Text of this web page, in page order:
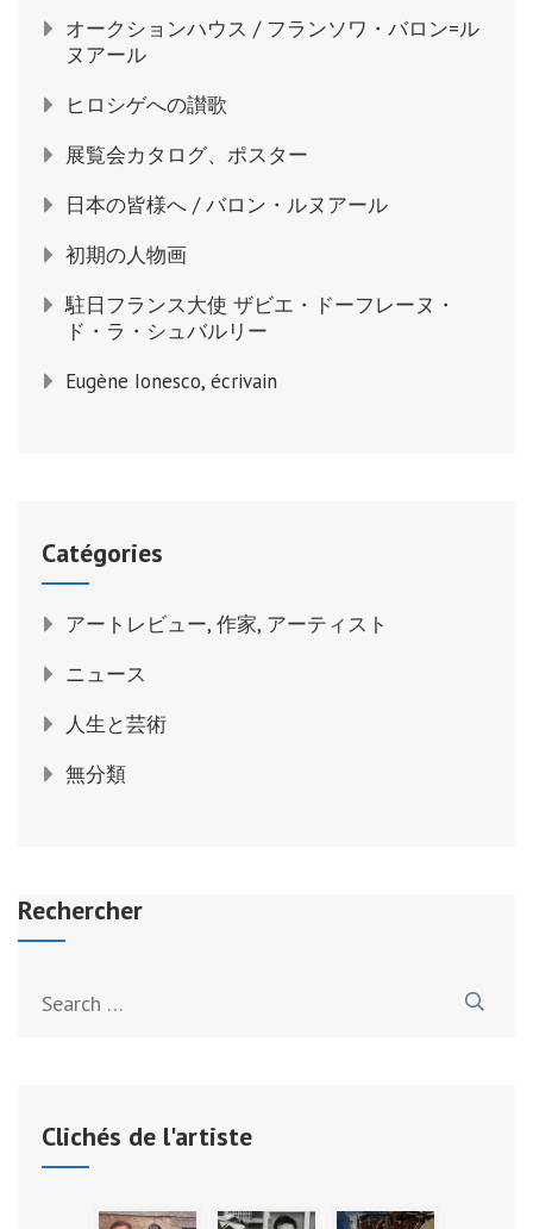
オークションハウス / フランソワ・バロン=ル
ヌアール
ヒロシゲへの讃歌
展覧会カタログ、ポスター
日本の皆様へ / バロン・ルヌアール
初期の人物画
駐日フランス大使 ザビエ・ドーフレーヌ・
ド・ラ・シュバルリー
Eugène Ionesco, écrivain
Catégories
アートレビュー, 作家, アーティスト
ニュース
人生と芸術
無分類
Rechercher
Clichés de l'artiste